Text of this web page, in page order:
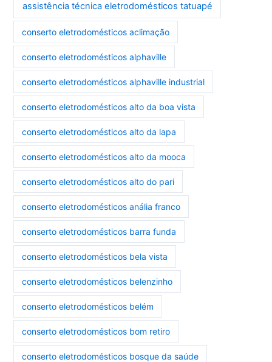
assistência técnica eletrodomésticos tatuapé
conserto eletrodomésticos aclimação
conserto eletrodomésticos alphaville
conserto eletrodomésticos alphaville industrial
conserto eletrodomésticos alto da boa vista
conserto eletrodomésticos alto da lapa
conserto eletrodomésticos alto da mooca
conserto eletrodomésticos alto do pari
conserto eletrodomésticos anália franco
conserto eletrodomésticos barra funda
conserto eletrodomésticos bela vista
conserto eletrodomésticos belenzinho
conserto eletrodomésticos belém
conserto eletrodomésticos bom retiro
conserto eletrodomésticos bosque da saúde